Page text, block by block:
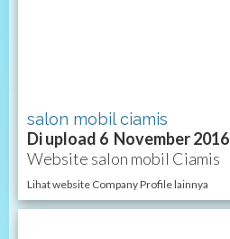
salon mobil ciamis
Di upload 6 November 2016
Website salon mobil Ciamis
Lihat website Company Profile lainnya